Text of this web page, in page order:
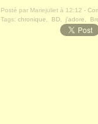
Posté par Mariejuliet à 12:12 -
Tags: chronique BD j'adore